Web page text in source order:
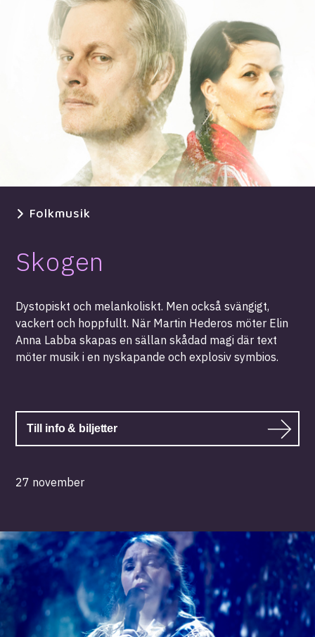
Folkmusik
Skogen
Dystopiskt och melankoliskt. Men också svängigt,
vackert och hoppfullt. När Martin Hederos möter Elin
Anna Labba skapas en sällan skådad magi där text
möter musik i en nyskapande och explosiv symbios.
Till info & biljetter
27 november